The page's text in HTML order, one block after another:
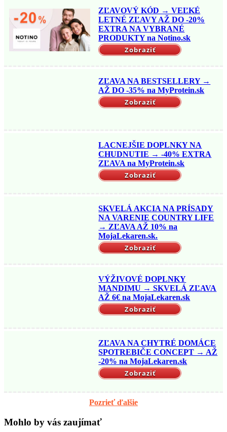
ZĽAVOVÝ KÓD → VEĽKÉ
LETNÉ ZĽAVY AŽ DO -20%
EXTRA NA VYBRANÉ
PRODUKTY na Notino.sk
Zobraziť
ZĽAVA NA BESTSELLERY →
AŽ DO -35% na MyProtein.sk
Zobraziť
LACNEJŠIE DOPLNKY NA
CHUDNUTIE → -40% EXTRA
ZĽAVA na MyProtein.sk
Zobraziť
SKVELÁ AKCIA NA PRÍSADY
NA VARENIE COUNTRY LIFE
→ ZĽAVA AŽ 10% na
MojaLekaren.sk.
Zobraziť
VÝŽIVOVÉ DOPLNKY
MANDIMU → SKVELÁ ZĽAVA
AŽ 6€ na MojaLekaren.sk
Zobraziť
ZĽAVA NA CHYTRÉ DOMÁCE
SPOTREBIČE CONCEPT → AŽ
-20% na MojaLekaren.sk
Zobraziť
Pozrieť ďalšie
Mohlo by vás zaujímať